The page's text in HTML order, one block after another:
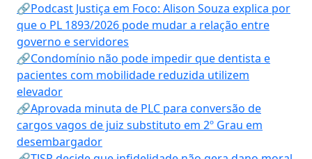
🔗Podcast Justiça em Foco: Alison Souza explica por
que o PL 1893/2026 pode mudar a relação entre
governo e servidores
🔗Condomínio não pode impedir que dentista e
pacientes com mobilidade reduzida utilizem
elevador
🔗Aprovada minuta de PLC para conversão de
cargos vagos de juiz substituto em 2º Grau em
desembargador